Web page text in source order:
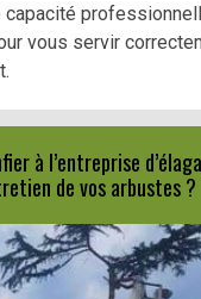
capacité
vous servir
à l’entreprise
de vos arbustes ?